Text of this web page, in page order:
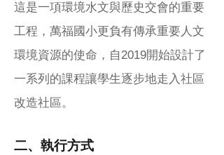
這是一項環境水文與歷史交會的重要
工程，萬福國小更負有傳承重要人文
環境資源的使命，自2019開始設計了
一系列的課程讓學生逐步地走入社區
改造社區。
二、執行方式